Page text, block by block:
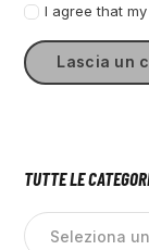
I agree that
TUTTE LE